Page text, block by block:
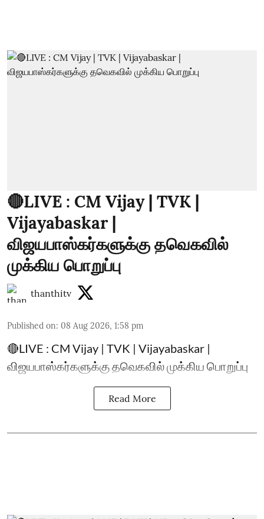
🔴LIVE : CM Vijay | TVK |
Vijayabaskar |
விஜயபாஸ்கர்களுக்கு தவெகவில்
முக்கிய பொறுப்பு
thanthitv
Published on: 08 Aug 2026, 1:58 pm
🔴LIVE : CM Vijay | TVK | Vijayabaskar |
விஜயபாஸ்கர்களுக்கு தவெகவில் முக்கிய பொறுப்பு
Read More